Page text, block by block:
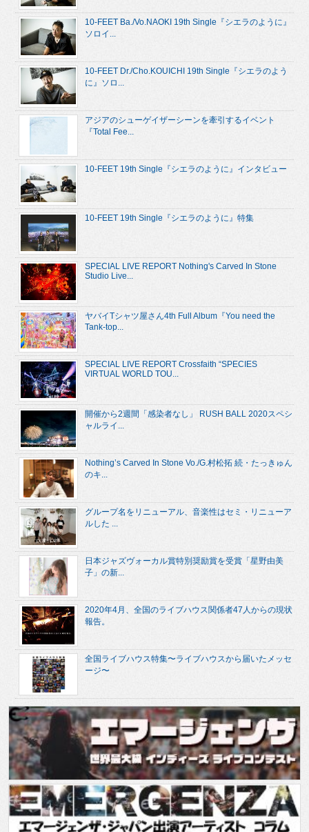
10-FEET Ba./Vo.NAOKI 19th Single『シエラのように』
ソロイ...
10-FEET Dr./Cho.KOUICHI 19th Single『シエラのよう
に』ソロ...
アジアのシューゲイザーシーンを牽引するイベント
『Total Fee...
10-FEET 19th Single『シエラのように』インタビュー
10-FEET 19th Single『シエラのように』特集
SPECIAL LIVE REPORT Nothing's Carved In Stone
Studio Live...
ヤバイTシャツ屋さん4th Full Album『You need the
Tank-top...
SPECIAL LIVE REPORT Crossfaith “SPECIES
VIRTUAL WORLD TOU...
開催から2週間「感染者なし」 RUSH BALL 2020スペシ
ャルライ...
Nothing’s Carved In Stone Vo./G.村松拓 続・たっきゅん
のキ...
グループ名をリニューアル、音楽性はセミ・リニューア
ルした ...
日本ジャズヴォーカル賞特別奨励賞を受賞「星野由美
子」の新...
2020年4月、全国のライブハウス関係者47人からの現状
報告。
全国ライブハウス特集〜ライブハウスから届いたメッセ
ージ〜